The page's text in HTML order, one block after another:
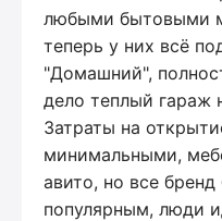
любыми бытовыми
теперь у них всё
"Домашний",
дело теплый гараж
Затраты на
минимальными,
авито, но все
популярным, люди